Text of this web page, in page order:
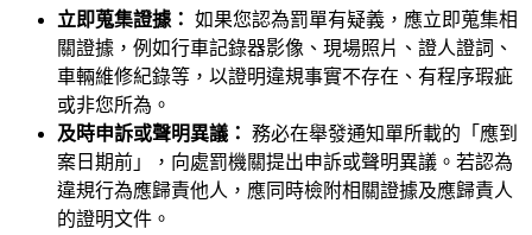
立即蒐集證據： 如果您認為罰單有疑義，應立即蒐集相
關證據，例如行車記錄器影像、現場照片、證人證詞、
車輛維修紀錄等，以證明違規事實不存在、有程序瑕疵
或非您所為。
及時申訴或聲明異議： 務必在舉發通知單所載的「應到
案日期前」，向處罰機關提出申訴或聲明異議。若認為
違規行為應歸責他人，應同時檢附相關證據及應歸責人
的證明文件。